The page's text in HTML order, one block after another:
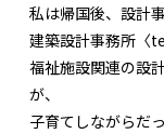
私は帰国後、設計
建築設計事務所〈
福祉施設関連の設
が、
子育てしながらだ